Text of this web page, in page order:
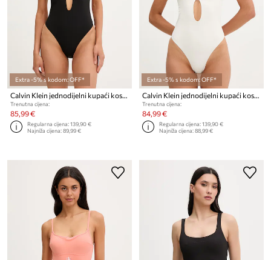
Extra -5% s kodom: OFF*
Trenutna cijena:
85,99 €
Regularna cijena:139,90 €
Najniža cijena:89,99 €
Extra -5% s kodom: OFF*
Trenutna cijena:
84,99 €
Regularna cijena:139,90 €
Najniža cijena:88,99 €